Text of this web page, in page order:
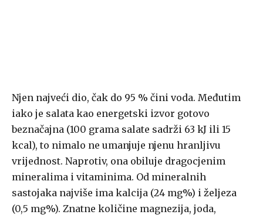
Njen najveći dio, čak do 95 % čini voda. Međutim
iako je salata kao energetski izvor gotovo
beznačajna (100 grama salate sadrži 63 kJ ili 15
kcal), to nimalo ne umanjuje njenu hranljivu
vrijednost. Naprotiv, ona obiluje dragocjenim
mineralima i vitaminima. Od mineralnih
sastojaka najviše ima kalcija (24 mg%) i željeza
(0,5 mg%). Znatne količine magnezija, joda,